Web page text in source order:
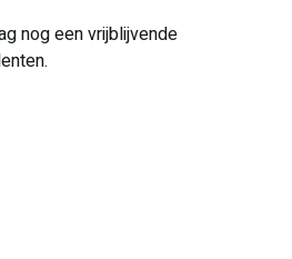
nog een vrijblijvende